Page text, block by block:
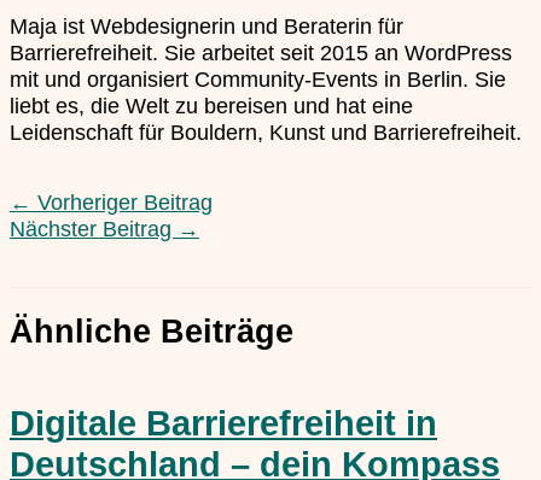
Maja ist Webdesignerin und Beraterin für
Barrierefreiheit. Sie arbeitet seit 2015 an WordPress
mit und organisiert Community-Events in Berlin. Sie
liebt es, die Welt zu bereisen und hat eine
Leidenschaft für Bouldern, Kunst und Barrierefreiheit.
← Vorheriger Beitrag
Nächster Beitrag →
Ähnliche Beiträge
Digitale Barrierefreiheit in
Deutschland – dein Kompass